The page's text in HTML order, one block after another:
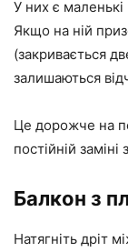
У них є маленькі
Якщо на ній
(закривається
залишаються
Це дорожче на
постійній
Балкон з
Натягніть дріт